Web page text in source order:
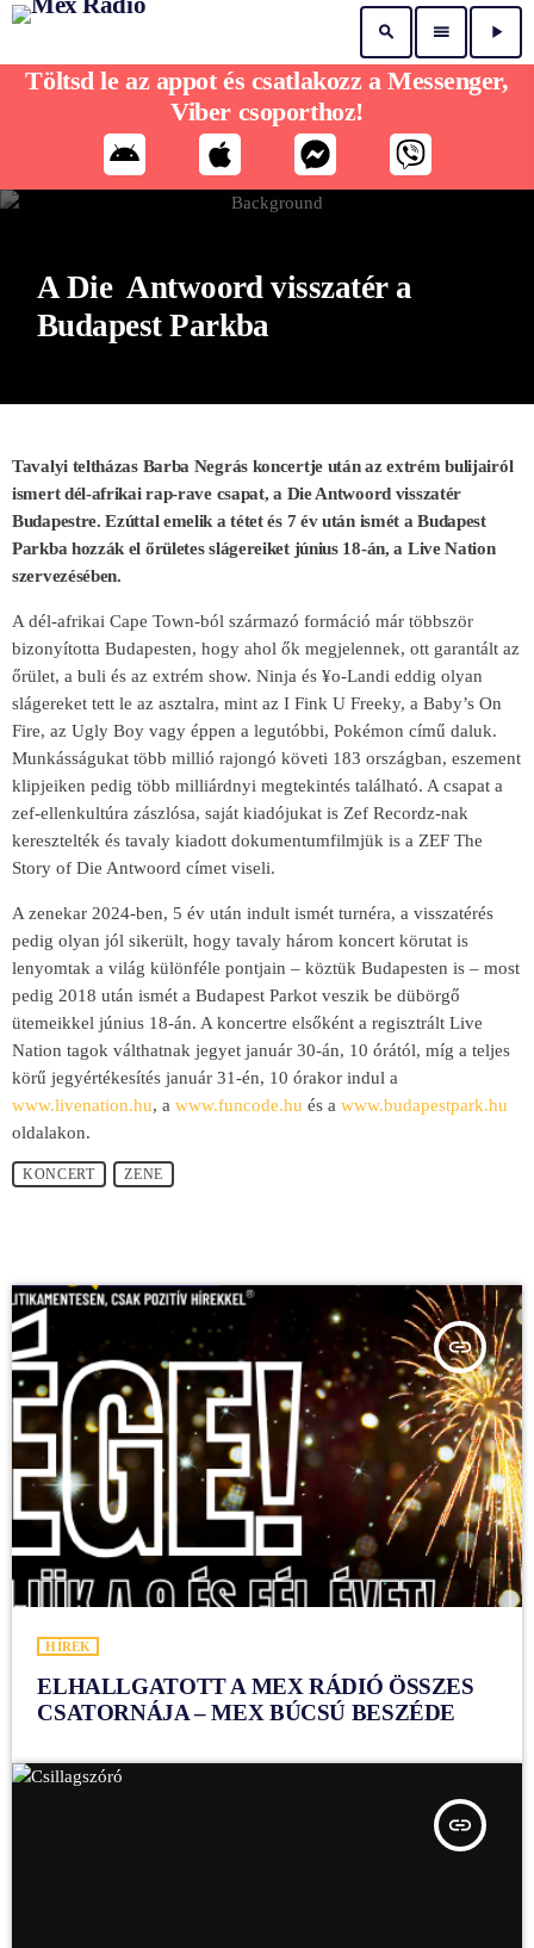
search menu play_arrow
A Die Antwoord visszatér a
Budapest Parkba
Tavalyi teltházas Barba Negrás koncertje után az extrém bulijairól
ismert dél-afrikai rap-rave csapat, a Die Antwoord visszatér
Budapestre. Ezúttal emelik a tétet és 7 év után ismét aBudapest
Parkba hozzák el őrületes slágereiket június 18-án, a Live Nation
szervezésében.
A dél-afrikai Cape Town-ból származó formáció már többször
bizonyította Budapesten, hogy ahol ők megjelennek, ott garantált az
őrület, a buli és az extrém show. Ninja és ¥o-Landi eddig olyan
slágereket tett le az asztalra, mint az I Fink U Freeky, a Baby’s On
Fire, az Ugly Boy vagy éppen a legutóbbi, Pokémon című daluk.
Munkásságukat több millió rajongó követi 183 országban, eszement
klipjeiken pedig több milliárdnyi megtekintés található. A csapat a
zef-ellenkultúra zászlósa, saját kiadójukat is Zef Recordz-nak
keresztelték és tavaly kiadott dokumentumfilmjük is a ZEF The
Story of Die Antwoord címet viseli.
A zenekar 2024-ben, 5 év után indult ismét turnéra, a visszatérés
pedig olyan jól sikerült, hogy tavaly három koncert körutat is
lenyomtak a világ különféle pontjain – köztük Budapesten is – most
pedig 2018 után ismét a Budapest Parkot veszik be dübörgő
ütemeikkel június 18-án. A koncertre elsőként a regisztrált Live
Nation tagok válthatnak jegyet január 30-án, 10 órától, míg a teljes
körű jegyértékesítés január 31-én, 10 órakor indul a
www.livenation.hu, a www.funcode.hu és a www.budapestpark.hu
oldalakon.
KONCERT ZENE
insert_link
HÍREK
ELHALLGATOTT A MEX RÁDIÓ ÖSSZES
CSATORNÁJA – MEX BÚCSÚ BESZÉDE
insert_link
Töltsd le az appot és csatlakozz a Messenger,
Viber csoporthoz!